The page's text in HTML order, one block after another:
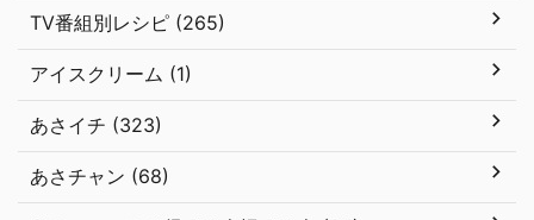
TV番組別レシピ (265)
アイスクリーム (1)
あさイチ (323)
あさチャン (68)